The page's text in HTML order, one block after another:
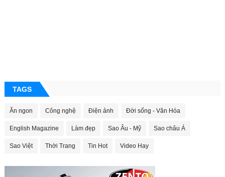
TAGS
Ăn ngon Công nghệ Điện ảnh Đời sống - Văn Hóa
English Magazine Làm đẹp Sao Âu - Mỹ Sao châu Á
Sao Việt Thời Trang Tin Hot Video Hay